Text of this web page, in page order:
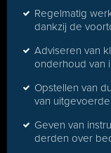
Regelmatig
dankzij de
Adviseren van
onderhoud van
Opstellen van
van
Geven van
derden over